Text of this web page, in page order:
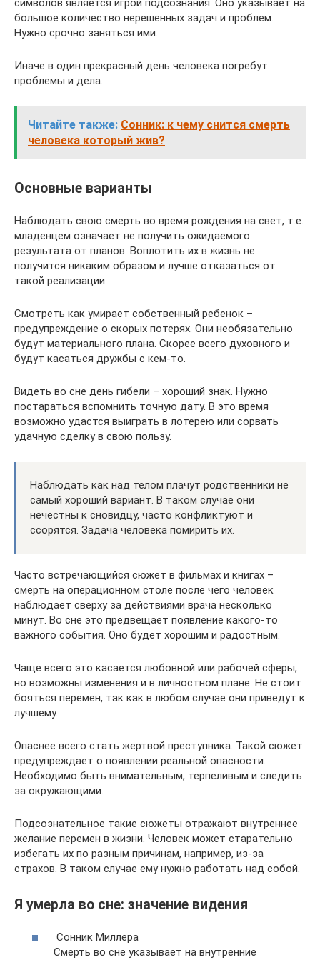
символов является игрой подсознания. Оно указывает на
большое количество нерешенных задач и проблем.
Нужно срочно заняться ими.
Иначе в один прекрасный день человека погребут
проблемы и дела.
Читайте также: Сонник: к чему снится смерть
человека который жив?
Основные варианты
Наблюдать свою смерть во время рождения на свет, т.е.
младенцем означает не получить ожидаемого
результата от планов. Воплотить их в жизнь не
получится никаким образом и лучше отказаться от
такой реализации.
Смотреть как умирает собственный ребенок –
предупреждение о скорых потерях. Они необязательно
будут материального плана. Скорее всего духовного и
будут касаться дружбы с кем-то.
Видеть во сне день гибели – хороший знак. Нужно
постараться вспомнить точную дату. В это время
возможно удастся выиграть в лотерею или сорвать
удачную сделку в свою пользу.
Наблюдать как над телом плачут родственники не
самый хороший вариант. В таком случае они
нечестны к сновидцу, часто конфликтуют и
ссорятся. Задача человека помирить их.
Часто встречающийся сюжет в фильмах и книгах –
смерть на операционном столе после чего человек
наблюдает сверху за действиями врача несколько
минут. Во сне это предвещает появление какого-то
важного события. Оно будет хорошим и радостным.
Чаще всего это касается любовной или рабочей сферы,
но возможны изменения и в личностном плане. Не стоит
бояться перемен, так как в любом случае они приведут к
лучшему.
Опаснее всего стать жертвой преступника. Такой сюжет
предупреждает о появлении реальной опасности.
Необходимо быть внимательным, терпеливым и следить
за окружающими.
Подсознательное такие сюжеты отражают внутреннее
желание перемен в жизни. Человек может старательно
избегать их по разным причинам, например, из-за
страхов. В таком случае ему нужно работать над собой.
Я умерла во сне: значение видения
Сонник Миллера
Смерть во сне указывает на внутренние